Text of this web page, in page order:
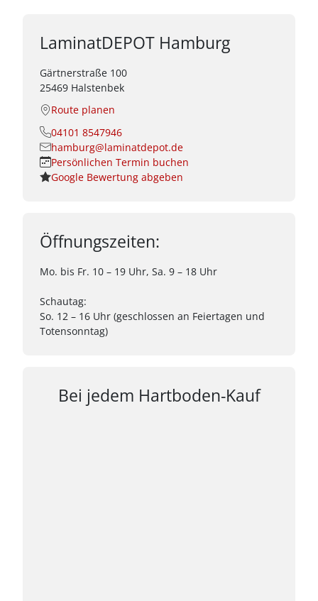
LaminatDEPOT Hamburg
Gärtnerstraße 100
25469 Halstenbek
Route planen
04101 8547946
hamburg@laminatdepot.de
Persönlichen Termin buchen
Google Bewertung abgeben
Öffnungszeiten:
Mo. bis Fr. 10 – 19 Uhr, Sa. 9 – 18 Uhr
Schautag:
So. 12 – 16 Uhr (geschlossen an Feiertagen und
Totensonntag)
Bei jedem Hartboden-Kauf